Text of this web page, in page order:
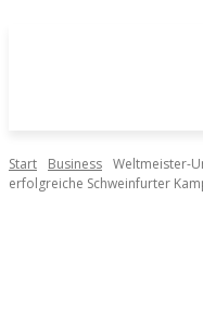
Start Business Weltmeister-
erfolgreiche Schweinfurter